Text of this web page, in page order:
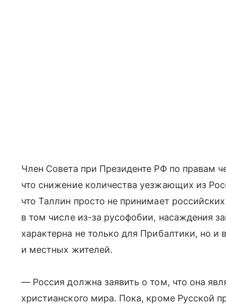
Член Совета при Президенте РФ по правам
что снижение количества уезжающих из
что Таллин просто не принимает
в том числе из-за русофобии, насаждения
характерна не только для Прибалтики, но и
и местных жителей.
— Россия должна заявить о том, что она
христианского мира. Пока, кроме Русской